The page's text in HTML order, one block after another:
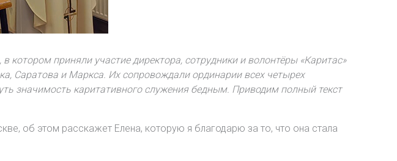
приняли участие директора, сотрудники и волонтёры «Каритас»
Саратова и Маркса. Их сопровождали ординарии всех четырех
значимость каритативного служения бедным. Приводим полный текст
об этом расскажет Елена, которую я благодарю за то, что она стала